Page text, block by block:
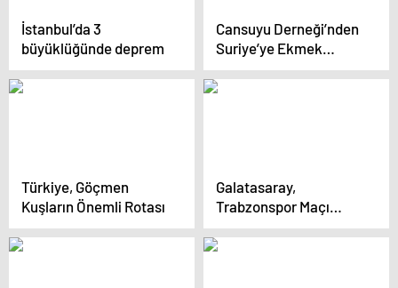
İstanbul’da 3
büyüklüğünde deprem
Cansuyu Derneği’nden
Suriye’ye Ekmek
Yardımı
Türkiye, Göçmen
Kuşların Önemli Rotası
Galatasaray,
Trabzonspor Maçı
Hazırlıklarına Başladı